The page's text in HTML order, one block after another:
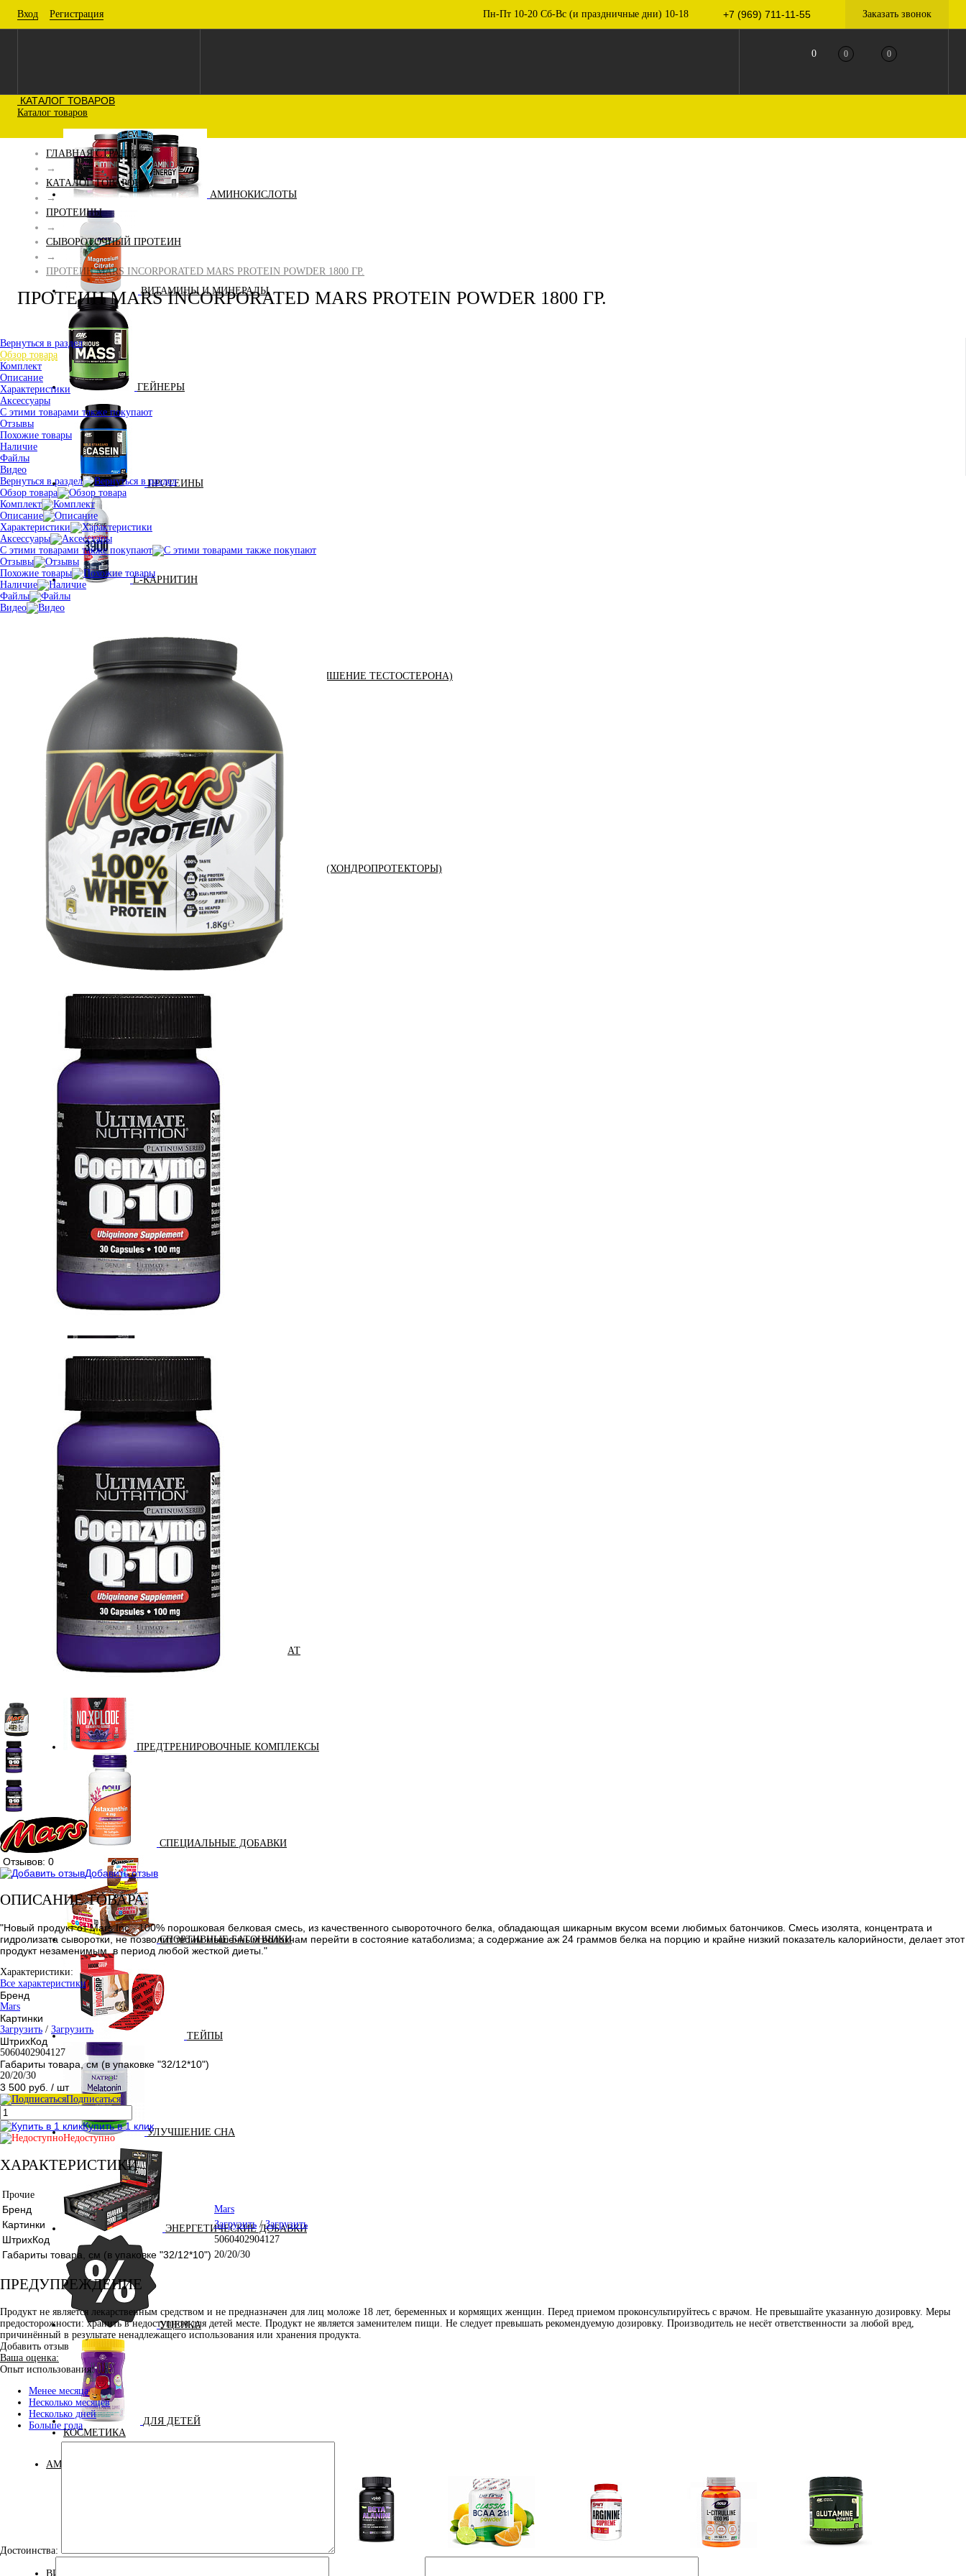
Вход Регистрация Пн-Пт 10-20 Сб-Вс (и праздничные дни) 10-18 +7 (969) 711-11-55 Заказать звонок
0 0 0
КАТАЛОГ ТОВАРОВ
Каталог товаров
АМИНОКИСЛОТЫ
ВИТАМИНЫ И МИНЕРАЛЫ
ГЕЙНЕРЫ
ПРОТЕИНЫ
L-КАРНИТИН
АНАБОЛИЧЕСКИЕ КОМПЛЕКСЫ(ПОВЫШЕНИЕ ТЕСТОСТЕРОНА)
АКСЕССУАРЫ
ДОБАВКИ ДЛЯ СУСТАВОВ И СВЯЗОК (ХОНДРОПРОТЕКТОРЫ)
ДИЕТИЧЕСКОЕ ПИТАНИЕ
ЖИРОСЖИГАТЕЛИ
ЗМА (ZMA)
ЗДОРОВЬЕ И ДОЛГОЛЕТИЕ
KETO
ОКСИД АЗОТА (NO, AAKG)
ПОДАРОЧНЫЙ СЕРТИФИКАТ
ПРЕДТРЕНИРОВОЧНЫЕ КОМПЛЕКСЫ
СПЕЦИАЛЬНЫЕ ДОБАВКИ
СПОРТИВНЫЕ БАТОНЧИКИ
ТЕЙПЫ
УЛУЧШЕНИЕ СНА
ЭНЕРГЕТИЧЕСКИЕ ДОБАВКИ
УЦЕНКА
ДЛЯ ДЕТЕЙ
КОСМЕТИКА
АМИНОКИСЛОТЫ
Бета-аланин
Аминокислоты
Bcaa Аргинин (l-arginine) Цитрулин (l-citrulline)
ВИТАМИНЫ И МИНЕРАЛЫ
ГЛАВНАЯ СТРАНИЦА
→
КАТАЛОГ ТОВАРОВ
→
ПРОТЕИНЫ
→
СЫВОРОТОЧНЫЙ ПРОТЕИН
→
ПРОТЕИН MARS INCORPORATED MARS PROTEIN POWDER 1800 ГР.
ПРОТЕИН MARS INCORPORATED MARS PROTEIN POWDER 1800 ГР.
Вернуться в раздел
Обзор товара
Комплект
Описание
Характеристики
Аксессуары
С этими товарами также покупают
Отзывы
Похожие товары
Наличие
Файлы
Видео
Вернуться в раздел
Обзор товара
Комплект
Описание
Характеристики
Аксессуары
С этими товарами также покупают
Отзывы
Похожие товары
Наличие
Файлы
Видео
Отзывов: 0
Добавить отзыв
ОПИСАНИЕ ТОВАРА:
"Новый продукт от Mars Inc - 100% порошковая белковая смесь, из качественного сывороточного белка, обладающая шикарным вкусом всеми любимых батончиков. Смесь изолята, концентрата и
гидролизата сыворотки, не позволит твоим мышечным волокнам перейти в состояние катаболизма; а содержание аж 24 граммов белка на порцию и крайне низкий показатель калорийности, делает этот
продукт незаменимым, в период любой жесткой диеты."
Характеристики:
Все характеристики
Бренд
Mars
Картинки
Загрузить / Загрузить
ШтрихКод
5060402904127
Габариты товара, см (в упаковке "32/12*10")
20/20/30
3 500 руб. / шт
Подписаться
Купить в 1 клик
Недоступно
ХАРАКТЕРИСТИКИ
Прочие
Бренд Mars
Картинки Загрузить /Загрузить
ШтрихКод 5060402904127
Габариты товара, см (в упаковке "32/12*10") 20/20/30
ПРЕДУПРЕЖДЕНИЕ
Продукт не является лекарственным средством и не предназначен для лиц моложе 18 лет, беременных и кормящих женщин. Перед приемом проконсультируйтесь с врачом. Не превышайте указанную дозировку. Меры
предосторожности: хранить в недоступном для детей месте. Продукт не является заменителем пищи. Не следует превышать рекомендуемую дозировку. Производитель не несёт ответственности за любой вред,
причинённый в результате ненадлежащего использования или хранения продукта.
Добавить отзыв
Ваша оценка:
Опыт использования:
Менее месяца
Несколько месяцев
Несколько дней
Больше года
Достоинства: